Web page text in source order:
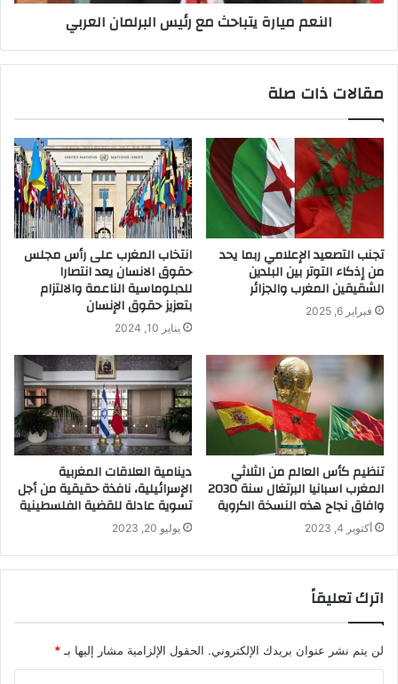
النعم ميارة يتباحث مع رئيس البرلمان العربي
مقالات ذات صلة
تجنب التصعيد الإعلامي ربما يحد
من إذكاء التوتر بين البلدين
الشقيقين المغرب والجزائر
فبراير 6, 2025
انتخاب المغرب على رأس مجلس
حقوق الانسان يعد انتصارا
للدبلوماسية الناعمة والالتزام
بتعزيز حقوق الإنسان
يناير 10, 2024
تنظيم كأس العالم من الثلاثي
المغرب اسبانيا البرتغال سنة 2030
وافاق نجاح هذه النسخة الكروية
أكتوبر 4, 2023
دينامية العلاقات المغربية
الإسرائيلية، نافذة حقيقية من أجل
تسوية عادلة للقضية الفلسطينية
يوليو 20, 2023
اترك تعليقاً
لن يتم نشر عنوان بريدك الإلكتروني. الحقول الإلزامية مشار إليها بـ *